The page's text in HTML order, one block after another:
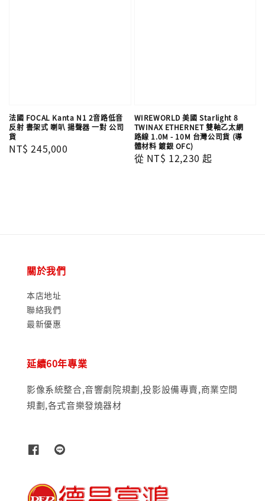
法國 FOCAL Kanta N1 2音路低音
反射 書架式 喇叭 揚聲器 一對 公司
貨
Regular
NT$ 245,000
WIREWORLD 美國 Starlight 8
TWINAX ETHERNET 雙軸乙太網
路線 1.0M - 10M 台灣公司貨 (導
體材料 鍍銀 OFC)
Regular
從 NT$ 12,230 起
關於我們
本店地址
聯絡我們
最新優惠
延續60年專業
影像系統整合,音響劇院規劃,投影設備專賣,商業空間
規劃,各式音樂發燒器材